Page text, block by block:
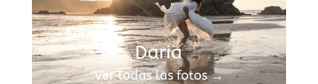
Daria
Ver todas las fotos →